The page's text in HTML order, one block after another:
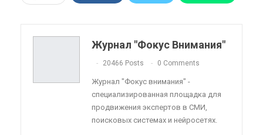
Telegram VK Viber
Linkedin Tumblr
Журнал "Фокус Внимания"
20466 Posts 0 Comments
Журнал "Фокус внимания" -
специализированная площадка для
продвижения экспертов в СМИ,
поисковых системах и нейросетях.